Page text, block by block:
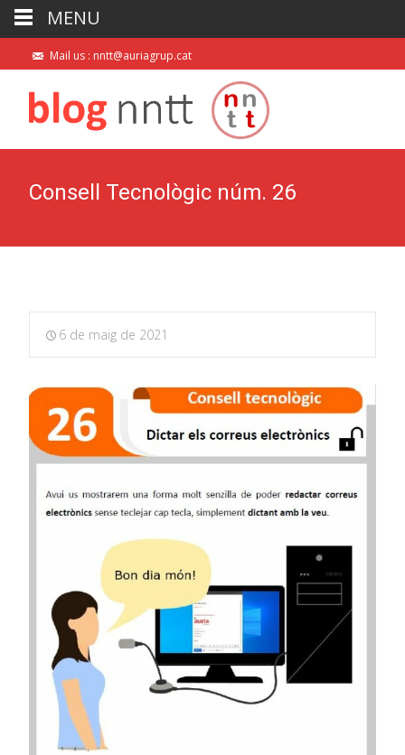
Mail us : nntt@auriagrup.cat
Consell Tecnològic núm. 26
6 de maig de 2021
MENU